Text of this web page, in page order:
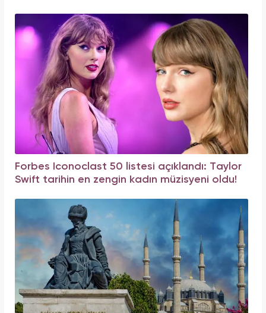
Forbes Iconoclast 50 listesi açıklandı: Taylor
Swift tarihin en zengin kadın müzisyeni oldu!